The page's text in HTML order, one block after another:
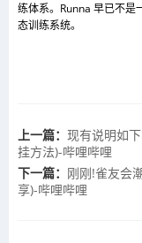
练体系。Runna 早已不是
态训练系统。
上一篇： 现有说明如
挂方法)-哔哩哔哩
下一篇： 刚刚!雀友会
享)-哔哩哔哩